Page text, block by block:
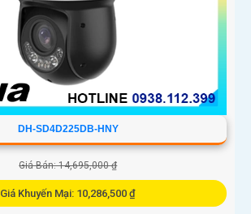
DH-SD4D225DB-HNY
Giá Bán: 14,695,000 ₫
Giá Khuyến Mại: 10,286,500 ₫